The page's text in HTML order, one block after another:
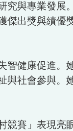
與專業發展
出獎與績優
健康促進。
社會參與。
賽」表現亮